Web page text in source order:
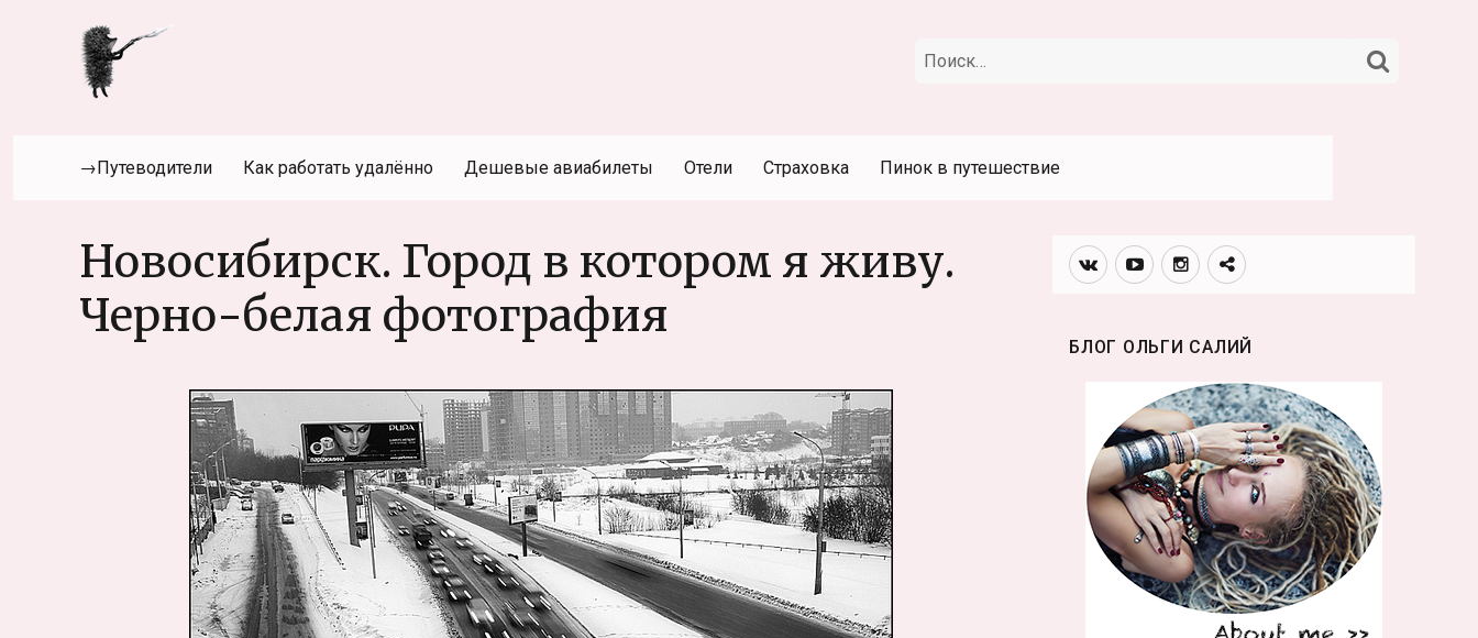
Искать:
→Путеводители Как работать удалённо Дешевые авиабилеты Отели Страховка Пинок в путешествие
Новосибирск. Город в котором я живу.
Черно-белая фотография
Вконтакте
YoutubeИнстаграмм
Телеграм
БЛОГ ОЛЬГИ САЛИЙ